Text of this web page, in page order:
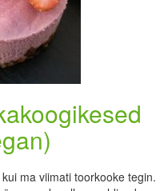
ma viimati toorkooke tegin.